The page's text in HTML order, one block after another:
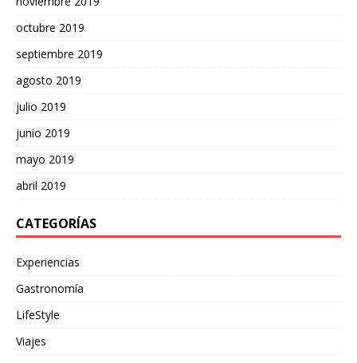
octubre 2019
septiembre 2019
agosto 2019
julio 2019
junio 2019
mayo 2019
abril 2019
CATEGORÍAS
Experiencias
Gastronomía
LifeStyle
Viajes